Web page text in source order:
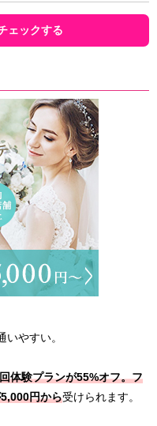
ェックする
やすい。
体験プランが55%オフ。フ
円から受けられます。